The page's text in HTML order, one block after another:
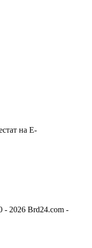
на Е-
- 2026 Brd24.com -